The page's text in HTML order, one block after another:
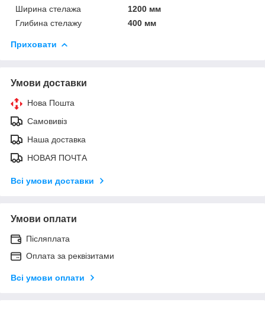
Ширина стелажа
1200 мм
Глибина стелажу
400 мм
Приховати
Умови доставки
Нова Пошта
Самовивіз
Наша доставка
НОВАЯ ПОЧТА
Всі умови доставки
Умови оплати
Післяплата
Оплата за реквізитами
Всі умови оплати